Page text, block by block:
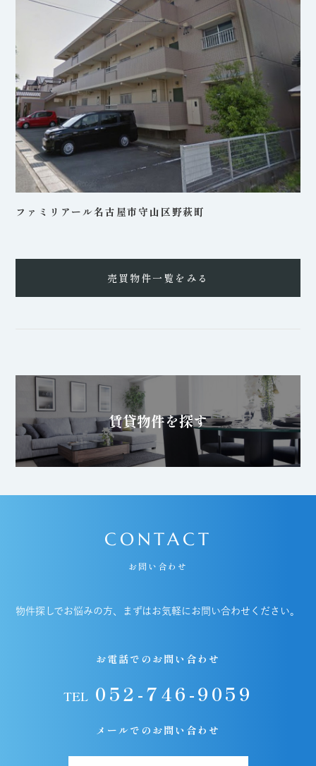
ファミリアール名古屋市守山区野萩町
売買物件一覧をみる
賃貸物件を探す
CONTACT
お問い合わせ
物件探しでお悩みの方、まずはお気軽にお問い合わせください。
お電話でのお問い合わせ
TEL052-746-9059
メールでのお問い合わせ